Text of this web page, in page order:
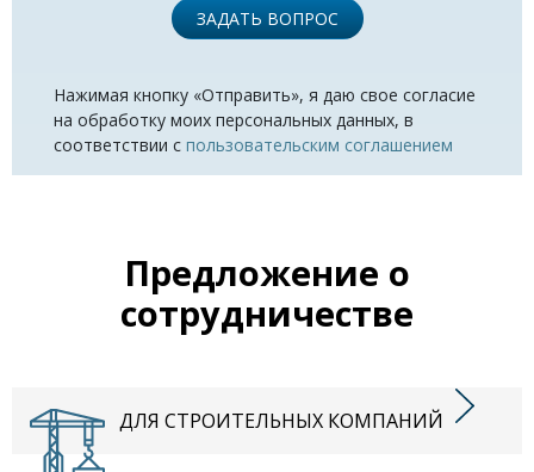
ЗАДАТЬ ВОПРОС
Нажимая кнопку «Отправить», я даю свое согласие
на обработку моих персональных данных, в
соответствии с пользовательским соглашением
Предложение о
сотрудничестве
ДЛЯ СТРОИТЕЛЬНЫХ КОМПАНИЙ